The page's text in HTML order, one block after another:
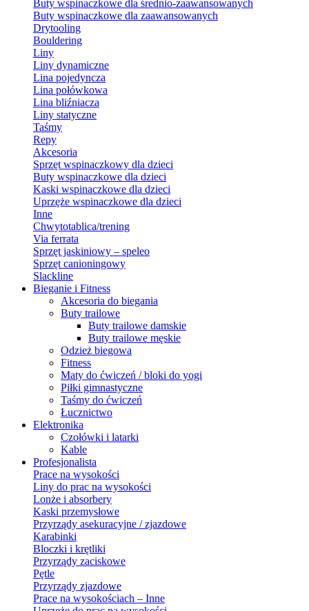
Buty wspinaczkowe dla średnio-zaawansowanych
Buty wspinaczkowe dla zaawansowanych
Drytooling
Bouldering
Liny
Liny dynamiczne
Lina pojedyncza
Lina połówkowa
Lina bliźniacza
Liny statyczne
Taśmy
Repy
Akcesoria
Sprzęt wspinaczkowy dla dzieci
Buty wspinaczkowe dla dzieci
Kaski wspinaczkowe dla dzieci
Uprzęże wspinaczkowe dla dzieci
Inne
Chwytotablica/trening
Via ferrata
Sprzęt jaskiniowy – speleo
Sprzęt canioningowy
Slackline
Bieganie i Fitness
Akcesoria do biegania
Buty trailowe
Buty trailowe damskie
Buty trailowe męskie
Odzież biegowa
Fitness
Maty do ćwiczeń / bloki do yogi
Piłki gimnastyczne
Taśmy do ćwiczeń
Łucznictwo
Elektronika
Czołówki i latarki
Kable
Profesjonalista
Prace na wysokości
Liny do prac na wysokości
Lonże i absorbery
Kaski przemysłowe
Przyrządy asekuracyjne / zjazdowe
Karabinki
Bloczki i krętliki
Przyrządy zaciskowe
Pętle
Przyrządy zjazdowe
Prace na wysokościach – Inne